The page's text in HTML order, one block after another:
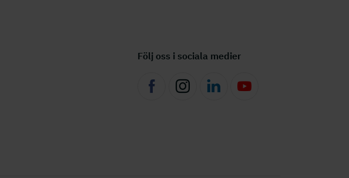
Följ oss i sociala medier